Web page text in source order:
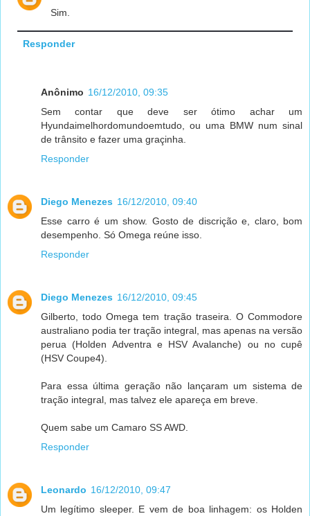
Sim.
Responder
Anônimo 16/12/2010, 09:35
Sem contar que deve ser ótimo achar um
Hyundaimelhordomundoemtudo, ou uma BMW num sinal
de trânsito e fazer uma graçinha.
Responder
Diego Menezes 16/12/2010, 09:40
Esse carro é um show. Gosto de discrição e, claro, bom
desempenho. Só Omega reúne isso.
Responder
Diego Menezes 16/12/2010, 09:45
Gilberto, todo Omega tem tração traseira. O Commodore
australiano podia ter tração integral, mas apenas na versão
perua (Holden Adventra e HSV Avalanche) ou no cupê
(HSV Coupe4).
Para essa última geração não lançaram um sistema de
tração integral, mas talvez ele apareça em breve.
Quem sabe um Camaro SS AWD.
Responder
Leonardo 16/12/2010, 09:47
Um legítimo sleeper. E vem de boa linhagem: os Holden